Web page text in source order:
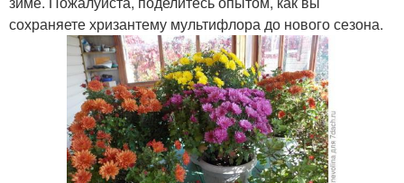
сохраняете хризантему мультифлора до нового сезона.